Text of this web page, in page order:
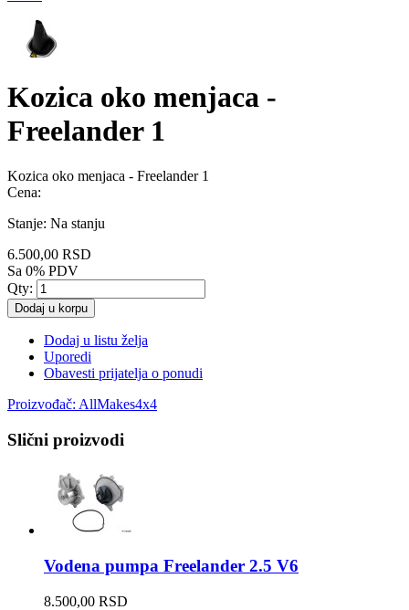
Kozica oko menjaca -
Freelander 1
Kozica oko menjaca - Freelander 1
Cena:
Stanje: Na stanju
6.500,00 RSD
Sa 0% PDV
Qty:
Dodaj u korpu
Dodaj u listu želja
Uporedi
Obavesti prijatelja o ponudi
Proizvođač: AllMakes4x4
Slični proizvodi
Vodena pumpa Freelander 2.5 V6
8.500,00 RSD